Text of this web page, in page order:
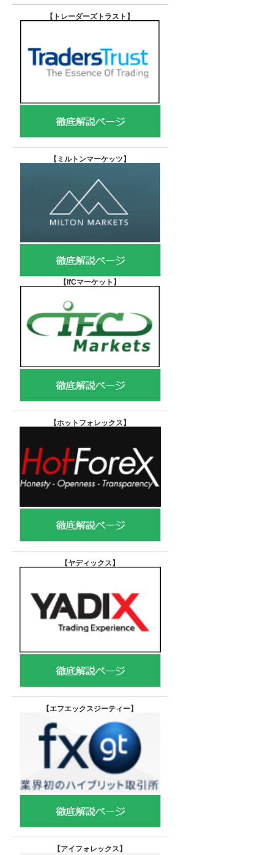
【トレーダーズトラスト 】
【 ミルトンマーケッツ】
【IfCマーケット 】
【ホットフォレックス】
【ヤディックス】
【エフエックスジーティー】
【アイフォレックス】